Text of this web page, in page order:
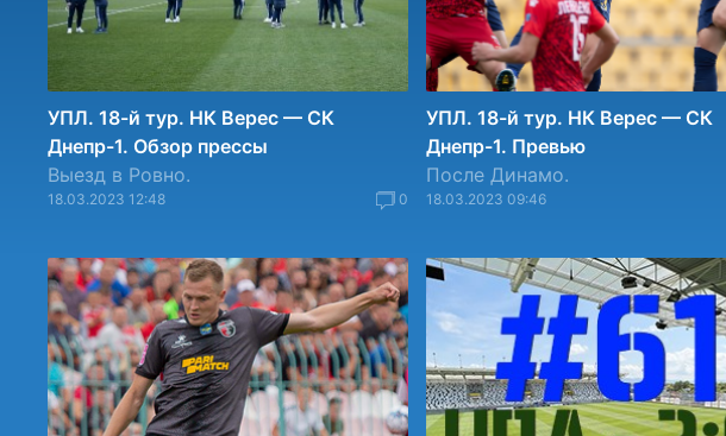
УПЛ. 18-й тур. НК Верес — СК
Днепр-1. Обзор прессы
Выезд в Ровно.
18.03.2023 12:48 0
УПЛ. 18-й тур. НК Верес — СК
Днепр-1. Превью
После Динамо.
18.03.2023 09:46